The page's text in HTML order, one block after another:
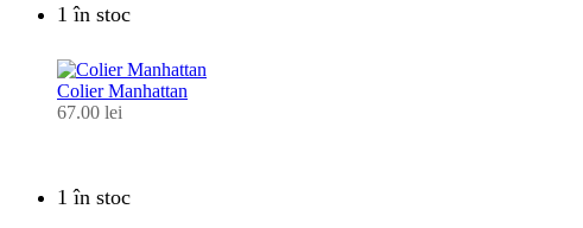
1 în stoc
Colier Manhattan
67.00 lei
1 în stoc